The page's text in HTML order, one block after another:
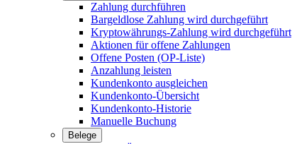
Zahlung durchführen
Bargeldlose Zahlung wird durchgeführt
Kryptowährungs-Zahlung wird durchgeführt
Aktionen für offene Zahlungen
Offene Posten (OP-Liste)
Anzahlung leisten
Kundenkonto ausgleichen
Kundenkonto-Übersicht
Kundenkonto-Historie
Manuelle Buchung
Belege